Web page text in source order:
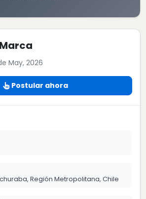
May, 2026
Postular ahora
Región Metropolitana, Chile